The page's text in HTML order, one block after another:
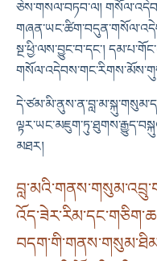
ཅེས་གསལ་བཏབ་ལ།
སྔ་ཕྱི་ལས་བྱུང་བ་དང༌།
མཐར།